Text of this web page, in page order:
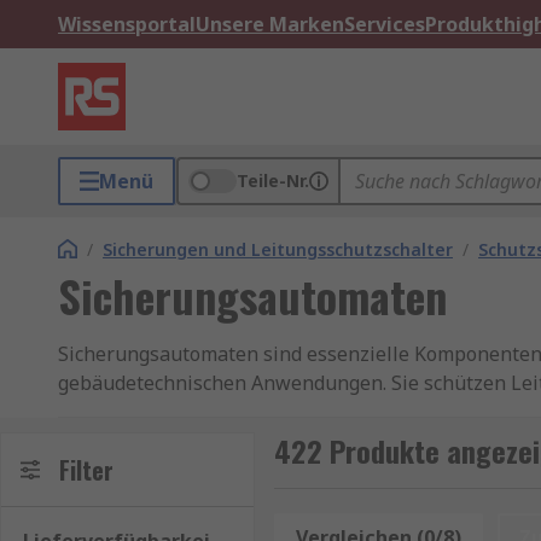
WissensportalUnsere MarkenServices
Menü Teile-Nr.
/ Sicherungen und Leitungsschutzschalter /
Sicherungsautomaten
Sicherungsautomaten sind essenzielle
gebäudetechnischen Anwendungen. Sie schützen
Auslösung schnell wieder in Betrieb nehmen und
Anwendungsfällen werden Sicherungsautomaten
Filter 422 Produkte